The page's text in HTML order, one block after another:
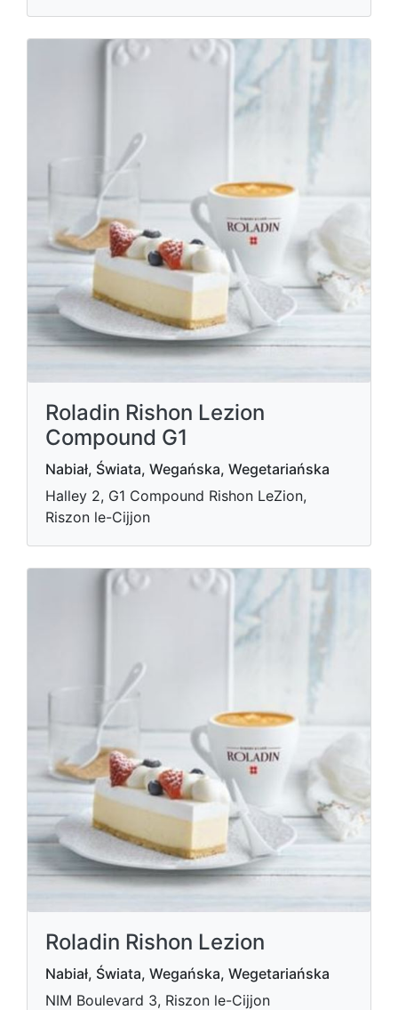
Roladin Rishon Lezion
Compound G1
Nabiał, Świata, Wegańska, Wegetariańska
Halley 2, G1 Compound Rishon LeZion,
Riszon le-Cijjon
Roladin Rishon Lezion
Nabiał, Świata, Wegańska, Wegetariańska
NIM Boulevard 3, Riszon le-Cijjon